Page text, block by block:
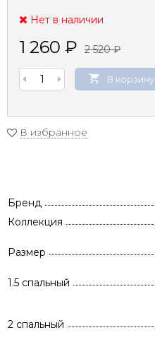
Нет в наличии
1 260 ₽ 2 520₽
В корзину
В избранное
Бренд
Коллекция
Размер
1.5 спальный
2 спальный